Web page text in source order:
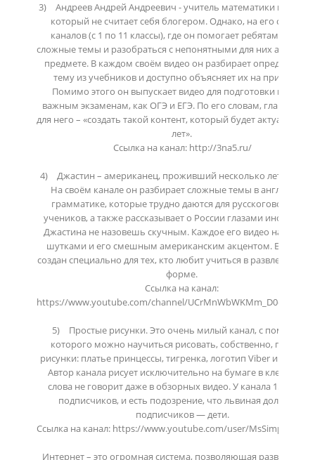
3)	Андреев Андрей Андреевич - учитель математики и алгебры,
который не считает себя блогером. Однако, на его счету 11
каналов (с 1 по 11 классы), где он помогает ребятам понять
сложные темы и разобраться с непонятными для них
предмете. В каждом своём видео он разбирает
тему из учебников и доступно объясняет их на примерах.
Помимо этого он выпускает видео для подготовки к таким
важным экзаменам, как ОГЭ и ЕГЭ. По его словам, главная
для него – «создать такой контент, который будет актуален
лет».
Ссылка на канал: http://3na5.ru/
4)	Джастин – американец, проживший несколько лет в России.
На своём канале он разбирает сложные темы в английской
грамматике, которые трудно даются для русскоговорящих
учеников, а также рассказывает о России глазами
Джастина не назовешь скучным. Каждое его видео
шутками и его смешным американским акцентом. Его
создан специально для тех, кто любит учиться в
форме.
Ссылка на канал:
https://www.youtube.com/channel/
5)	Простые рисунки. Это очень милый канал, с помощью
которого можно научиться рисовать, собственно, простые
рисунки: платье принцессы, тигренка, логотип Viber и так
Автор канала рисует исключительно на бумаге в клетку и ни
слова не говорит даже в обзорных видео. У канала 150 тысяч
подписчиков, и есть подозрение, что львиная доля этих
подписчиков — дети.
Ссылка на канал: https://www.youtube.com/user/
Интернет – это огромная система, позволяющая